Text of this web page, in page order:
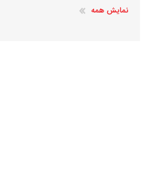
نمایش همه